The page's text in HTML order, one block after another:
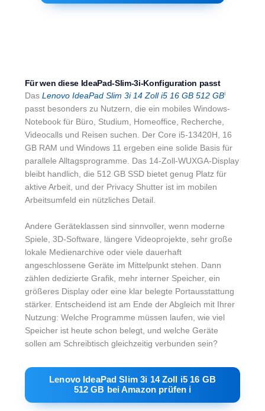
Für wen diese IdeaPad-Slim-3i-Konfiguration passt
Das Lenovo IdeaPad Slim 3i 14 Zoll i5 16 GB 512 GBℹ︎
passt besonders zu Nutzern, die ein mobiles Windows-
Notebook für Büro, Studium, Homeoffice, Recherche,
Videocalls und Reisen suchen. Der Core i5-13420H, 16
GB RAM und Windows 11 ergeben eine solide Basis für
parallele Alltagsprogramme. Das 14-Zoll-WUXGA-Display
bleibt handlich, die 512 GB SSD bietet genug Platz für
aktive Arbeit, und der Privacy Shutter ist im mobilen
Arbeitsumfeld ein nützliches Detail.
Andere Geräteklassen sind sinnvoller, wenn moderne
Spiele, 3D-Software, längere Videoprojekte, sehr große
lokale Medienarchive oder viele dauerhaft
angeschlossene Geräte im Mittelpunkt stehen. Dann
zählen dedizierte Grafik, mehr interner Speicher, ein
größeres Display oder eine klar belegte Portausstattung
stärker. Entscheidend ist am Ende der Abgleich mit Ihrer
Nutzung: Welche Programme müssen laufen, wie viel
Speicher ist heute schon belegt, und welche Geräte
sollen am Schreibtisch gleichzeitig verbunden sein?
Lenovo IdeaPad Slim 3i 14 Zoll i5 16 GB
512 GB bei Amazon prüfen ℹ︎